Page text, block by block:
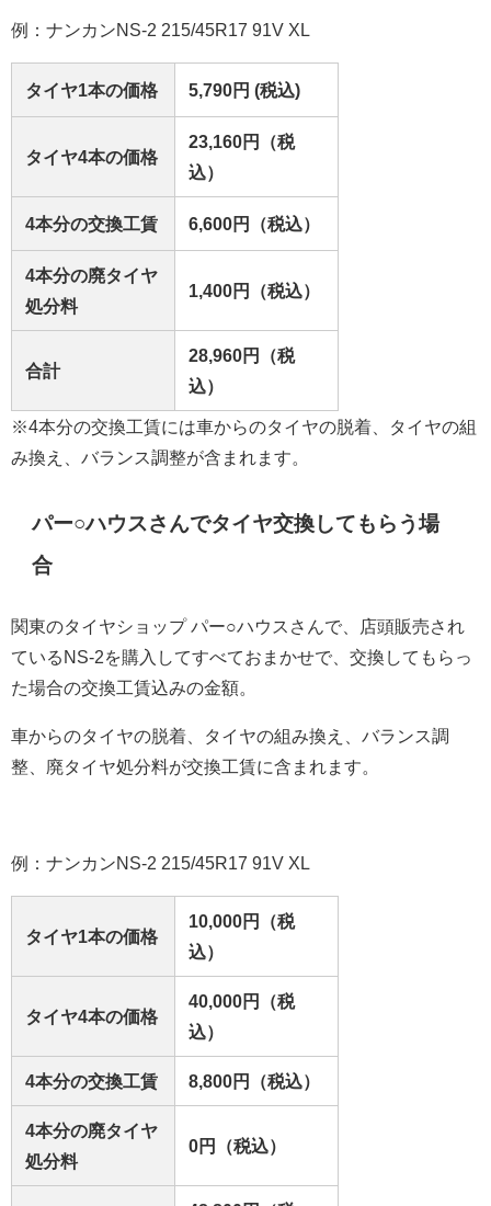
例：ナンカンNS-2 215/45R17 91V XL
タイヤ1本の価格 5,790円 (税込)
タイヤ4本の価格
23,160円（税
込）
4本分の交換工賃 6,600円（税込）
4本分の廃タイヤ
処分料
1,400円（税込）
合計
28,960円（税
込）
※4本分の交換工賃には車からのタイヤの脱着、タイヤの組
み換え、バランス調整が含まれます。
パー○ハウスさんでタイヤ交換してもらう場
合
関東のタイヤショップ パー○ハウスさんで、店頭販売され
ているNS-2を購入してすべておまかせで、交換してもらっ
た場合の交換工賃込みの金額。
車からのタイヤの脱着、タイヤの組み換え、バランス調
整、廃タイヤ処分料が交換工賃に含まれます。
例：ナンカンNS-2 215/45R17 91V XL
タイヤ1本の価格
10,000円（税
込）
タイヤ4本の価格
40,000円（税
込）
4本分の交換工賃 8,800円（税込）
4本分の廃タイヤ
処分料
0円（税込）